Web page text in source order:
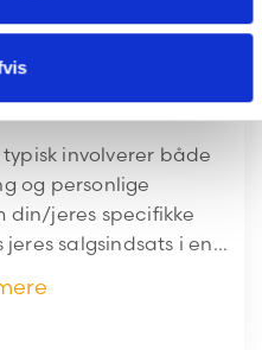
involverer både
og personlige
din/jeres specifikke
salgsindsats i en
andet undersøges